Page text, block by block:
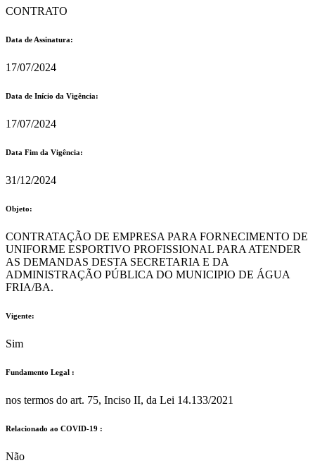
CONTRATO
Data de Assinatura:
17/07/2024
Data de Início da Vigência:
17/07/2024
Data Fim da Vigência:
31/12/2024
Objeto:
CONTRATAÇÃO DE EMPRESA PARA FORNECIMENTO DE
UNIFORME ESPORTIVO PROFISSIONAL PARA ATENDER
AS DEMANDAS DESTA SECRETARIA E DA
ADMINISTRAÇÃO PÚBLICA DO MUNICIPIO DE ÁGUA
FRIA/BA.
Vigente:
Sim
Fundamento Legal :​
nos termos do art. 75, Inciso II, da Lei 14.133/2021
Relacionado ao COVID-19 :​
Não